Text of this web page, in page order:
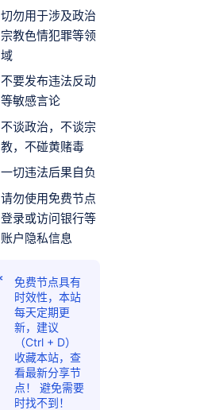
切勿用于涉及政治
宗教色情犯罪等领
域
不要发布违法反动
等敏感言论
不谈政治，不谈宗
教，不碰黄赌毒
一切违法后果自负
请勿使用免费节点
登录或访问银行等
账户隐私信息
免费节点具有
时效性，本站
每天定期更
新，建议
（Ctrl + D）
收藏本站，查
看最新分享节
点！ 避免需要
时找不到！